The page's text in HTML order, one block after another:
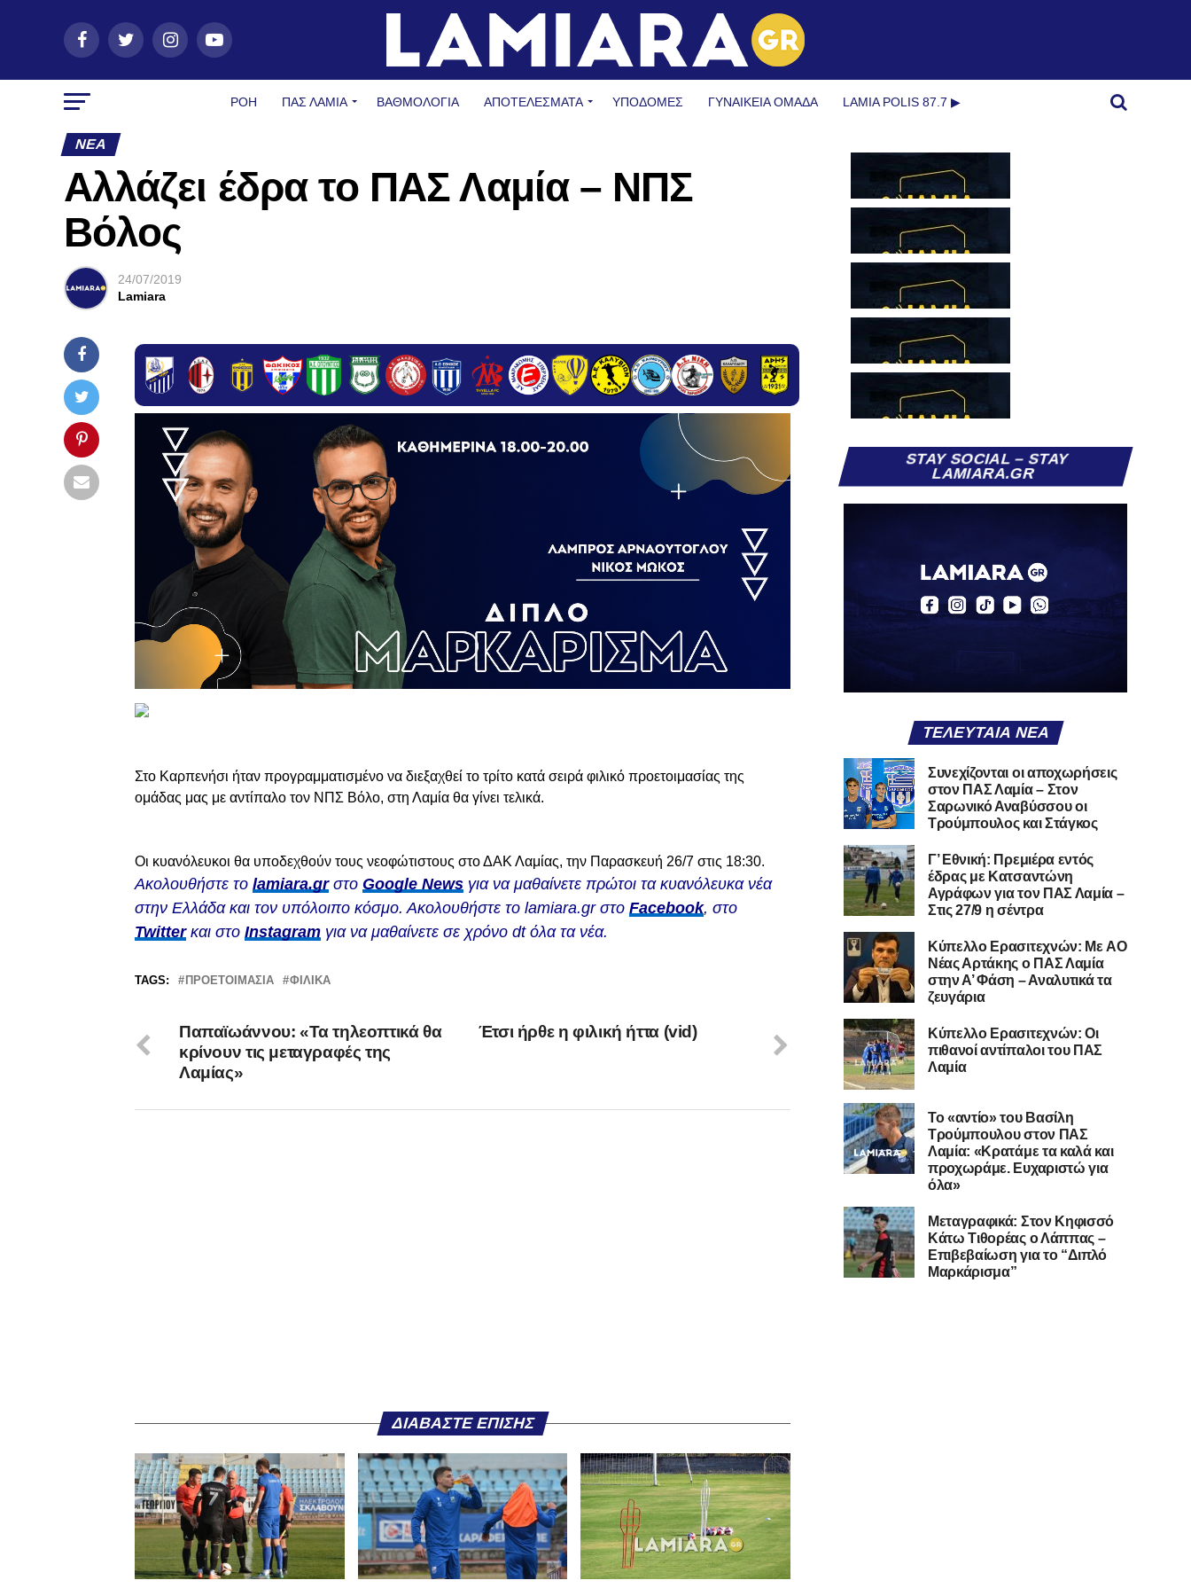
ΡΟΗ ΠΑΣ ΛΑΜΊΑ ΒΑΘΜΟΛΟΓΙΑ ΑΠΟΤΕΛΕΣΜΑΤΑ ΥΠΟΔΟΜΈΣ ΓΥΝΑΙΚΕΊΑ ΟΜΆΔΑ LAMIA POLIS 87.7 ▶︎
ΝΈΑ
Αλλάζει έδρα το ΠΑΣ Λαμία – ΝΠΣ
Βόλος
24/07/2019
Lamiara
Στο Καρπενήσι ήταν προγραμματισμένο να διεξαχθεί το τρίτο κατά σειρά φιλικό προετοιμασίας της
ομάδας μας με αντίπαλο τον ΝΠΣ Βόλο, στη Λαμία θα γίνει τελικά.
Οι κυανόλευκοι θα υποδεχθούν τους νεοφώτιστους στο ΔΑΚ Λαμίας, την Παρασκευή 26/7 στις 18:30.
Ακολουθήστε το lamiara.grστο Google News για να μαθαίνετε πρώτοι τα κυανόλευκα νέα
στην Ελλάδα και τον υπόλοιπο κόσμο. Ακολουθήστε το lamiara.gr στο Facebook, στο
Twitterκαι στο Instagram για να μαθαίνετε σε χρόνο dt όλα τα νέα.
TAGS: ΠΡΟΕΤΟΙΜΑΣΊΑ ΦΙΛΙΚΆ
Έτσι ήρθε η φιλική ήττα (vid)
Παπαϊωάννου: «Τα τηλεοπτικά θα
κρίνουν τις μεταγραφές της
Λαμίας»
ΔΙΑΒΆΣΤΕ ΕΠΊΣΗΣ
STAY SOCIAL – STAY
LAMIARA.GR
ΤΕΛΕΥΤΑΊΑ ΝΈΑ
Συνεχίζονται οι αποχωρήσεις
στον ΠΑΣ Λαμία – Στον
Σαρωνικό Αναβύσσου οι
Τρούμπουλος και Στάγκος
Γ’ Εθνική: Πρεμιέρα εντός
έδρας με Κατσαντώνη
Αγράφων για τον ΠΑΣ Λαμία –
Στις 27/9 η σέντρα
Kύπελλο Ερασιτεχνών: Με AO
Nέας Αρτάκης ο ΠΑΣ Λαμία
στην Α’ Φάση – Αναλυτικά τα
ζευγάρια
Κύπελλο Ερασιτεχνών: Οι
πιθανοί αντίπαλοι του ΠΑΣ
Λαμία
Το «αντίο» του Βασίλη
Τρούμπουλου στον ΠΑΣ
Λαμία: «Κρατάμε τα καλά και
προχωράμε. Ευχαριστώ για
όλα»
Μεταγραφικά: Στον Κηφισσό
Κάτω Τιθορέας ο Λάππας –
Επιβεβαίωση για το “Διπλό
Μαρκάρισμα”